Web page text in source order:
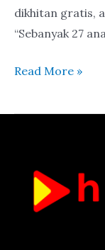
dikhitan gratis,
“Sebanyak 27
Read More »